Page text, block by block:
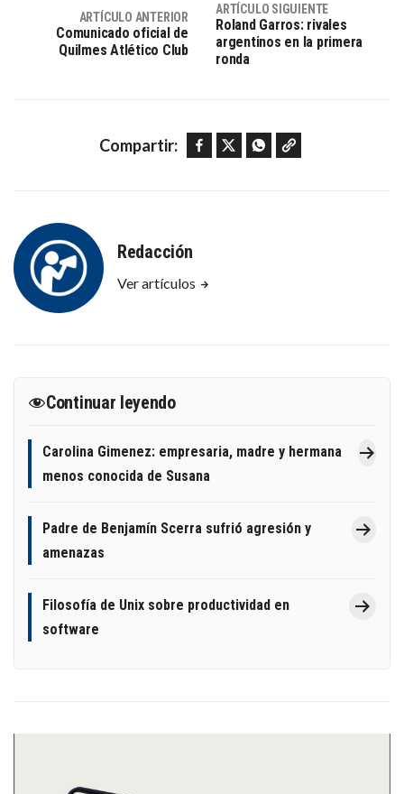
ARTÍCULO ANTERIOR
Comunicado oficial de
Quilmes Atlético Club
ARTÍCULO SIGUIENTE
Roland Garros: rivales
argentinos en la primera
ronda
Compartir: Facebook Twitter WhatsApp Copy link
Redacción
Ver artículos
Continuar leyendo
Carolina Gimenez: empresaria, madre y hermana
menos conocida de Susana
Padre de Benjamín Scerra sufrió agresión y
amenazas
Filosofía de Unix sobre productividad en
software